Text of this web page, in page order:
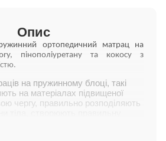
Опис
ортопедичний матрац на
пінополіуретану та кокосу з
на пружинному блоці, такі
на матеріалах підвищеної
чергу, правильно розподіляють
для хребта під час сну. У
Flitex використовуються